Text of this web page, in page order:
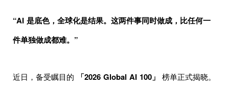
“AI 是底色，全球化是结果。这两件事同时做成，比任何一
件单独做成都难。”
近日，备受瞩目的 「2026 Global AI 100」
榜单正式揭晓。